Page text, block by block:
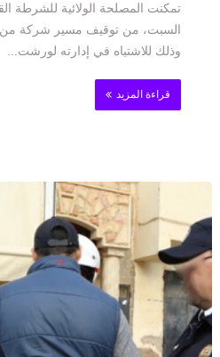
تمكنت المصلحة الولائية للشرطة
السبت، من توقيف مسير شركة من
وذلك للاشتباه في إدارته لورشت...
قراءة المزيد